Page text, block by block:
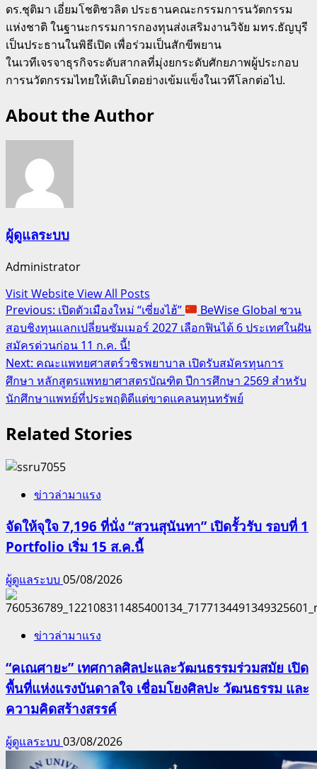
ดร.ชุติมา เอี่ยมโชติชวลิต ประธานคณะกรรมการนวัตกรรม
แห่งชาติ ในฐานะกรรมการกองทุนส่งเสริมงานวิจัย มทร.ธัญบุรี
เป็นประธานในพิธีเปิด เพื่อร่วมเป็นสักขีพยาน
ในเวทีเจรจาธุรกิจระดับสากลที่มุ่งยกระดับศักยภาพผู้ประกอบ
การนวัตกรรมไทยให้เติบโตอย่างเข้มแข็งในเวทีโลกต่อไป.
About the Author
ผู้ดูแลระบบ
Administrator
Visit WebsiteView All Posts
Post
navigation
Previous: เปิดตัวเมืองใหม่ “เซี่ยงไฮ้”
BeWise Global ชวน
สอบชิงทุนแลกเปลี่ยนซัมเมอร์ 2027 เลือกฟินได้ 6 ประเทศในฝัน
สมัครด่วนก่อน 11 ก.ค. นี้!
Next: คณะแพทยศาสตร์วชิรพยาบาล เปิดรับสมัครทุนการ
ศึกษา หลักสูตรแพทยาศาสตรบัณฑิต ปีการศึกษา 2569 สำหรับ
นักศึกษาแพทย์ที่ประพฤติดีแต่ขาดแคลนทุนทรัพย์
Related Stories
ข่าวล่ามาแรง
จัดให้จุใจ 7,196 ที่นั่ง “สวนสุนันทา” เปิดรั้วรับ รอบที่ 1
Portfolio เริ่ม 15 ส.ค.นี้
ผู้ดูแลระบบ 05/08/2026
ข่าวล่ามาแรง
“คเณศายะ” เทศกาลศิลปะและวัฒนธรรมร่วมสมัย เปิด
พื้นที่แห่งแรงบันดาลใจ เชื่อมโยงศิลปะ วัฒนธรรม และ
ความคิดสร้างสรรค์
ผู้ดูแลระบบ 03/08/2026